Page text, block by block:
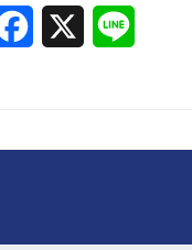
e
e